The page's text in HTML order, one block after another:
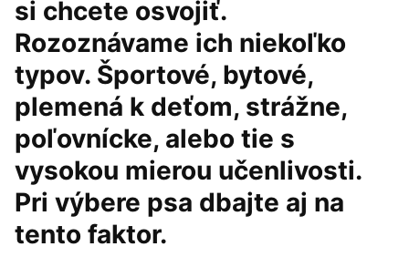
si chcete osvojiť.
Rozoznávame ich niekoľko
typov. Športové, bytové,
plemená k deťom, strážne,
poľovnícke, alebo tie s
vysokou mierou učenlivosti.
Pri výbere psa dbajte aj na
tento faktor.